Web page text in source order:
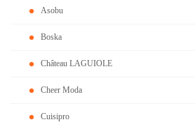
Asobu
Boska
Château LAGUIOLE
Cheer Moda
Cuisipro